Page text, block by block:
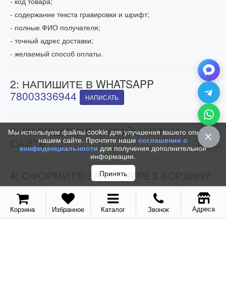
- содержание текста гравировки и шрифт;
- полные ФИО получателя;
- точный адрес доставки;
- желаемый способ оплаты.
2: НАПИШИТЕ В WHATSAPP
78003336944 НАПИСАТЬ
3: НАПИШИТЕ В ОНЛАЙН-ЧАТ НА
САЙТЕ
4: ОФОРМИТЕ ЗАКАЗ ЧЕРЕЗ КОРЗИНУ
Если время Вашего заказа приходится на нерабочее время,
добавьте товар в корзину и укажите Ваши контактные
данные. Мы свяжемся с Вами и обработаем заказ как только
откроемся.
Корзина Избранное Каталог Звонок Адреса
Мы используем файлы cookie для улучшения вашего опыта на
нашем сайте. Прочтите наше соглашение о
конфиденциальности для получения дополнительной
информации.
Принять